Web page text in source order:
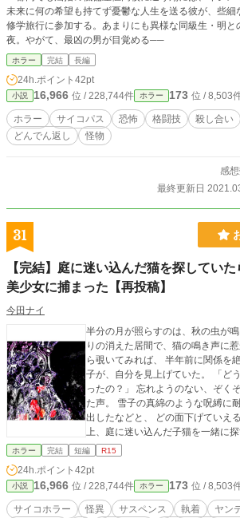
未来に何の希望も持てず憂鬱な人生を送る彼が、些
修学旅行に参加する。あまりにも異様な同級生・明
夜。やがて、最凶の男が目覚める──
ホラー 完結 長編
24h.ポイント 42pt
小説 16,966 位 / 228,744件 ホラー 173 位 / 8,503
ホラー サイコパス 恐怖 格闘技 殺し合い
どんでん返し
怪物
感
最終更新日
31
【完結】庭に迷い込んだ猫を探してい
美少女に捕まった【再投稿】
今田ナイ
半分の月が照らすのは、秋の虫が鳴き
りの消えた居間で、猫の鳴き声に
ら覗いてみれば、 半年前に関係
子が、自分を見上げていた。 「どうして、私と別の高校に行
ったの？」 忘れようのない、ぞくぞくするような甘くかすれ
た声。 雪子の真綿のような呪縛に
出したなどと、 どの面下げていえるだろう
上、庭に迷い込んだ子猫を一緒に
― 今しも捕らえられようとしているのは、 猫か、自分――司
どうやら男性向けの作品（百合ホラ
ルを選択し直し再投稿する運びに
はありません。以前お読み頂いた方
ホラー 完結 短編 R15
24h.ポイント 42pt
小説 16,966 位 / 228,744件 ホラー 173 位 / 8,503
サイコホラー 怪異 サスペンス 執着 ヤン